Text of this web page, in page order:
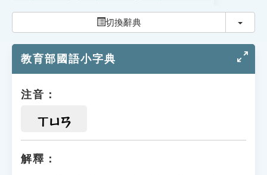
切換辭典 切換
教育部國語小字典
注音：
ㄒㄩㄢ
解釋：